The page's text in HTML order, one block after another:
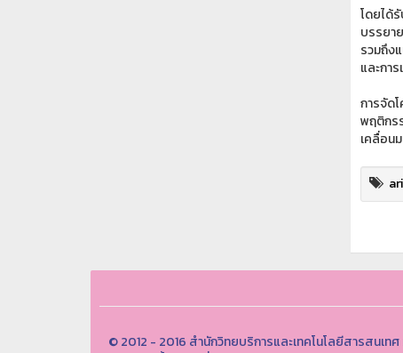
โดยได้
บรรยา
รวมถึง
และกา
การจัด
พฤติกร
เคลื่อน
© 2012 - 2016 สำนักวิทยบริการและเทคโนโลยีสารสนเท